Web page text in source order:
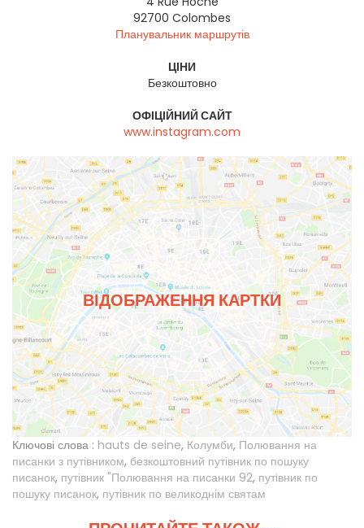
92700 Colombes
Планувальник маршрутів
ЦІНИ
Безкоштовно
ОФІЦІЙНИЙ САЙТ
www.instagram.com
ВІДОБРАЖЕННЯ КАРТКИ
Ключові слова : hauts de seine, Колумби, Полювання на
писанки з путівником, безкоштовний путівник по пошуку
писанок, путівник "Полювання на писанки 92, путівник по
пошуку писанок, путівник по великоднім святам